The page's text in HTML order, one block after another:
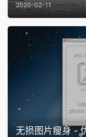
2020-02-11
无损图片瘦身 -